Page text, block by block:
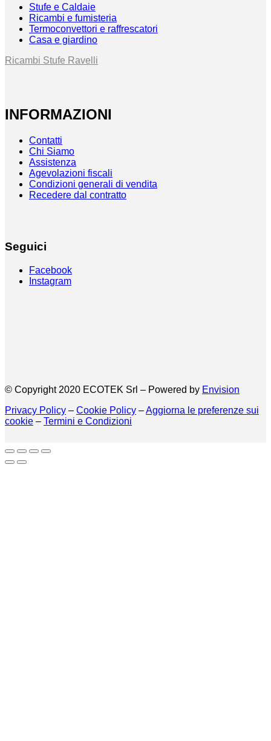
Stufe e Caldaie
Ricambi e fumisteria
Termoconvettori e raffrescatori
Casa e giardino
Ricambi Stufe Ravelli
INFORMAZIONI
Contatti
Chi Siamo
Assistenza
Agevolazioni fiscali
Condizioni generali di vendita
Recedere dal contratto
Seguici
Facebook
Instagram
© Copyright 2020 ECOTEK Srl – Powered by Envision
Privacy Policy – Cookie Policy –Aggiorna le preferenze sui
cookie – Termini e Condizioni